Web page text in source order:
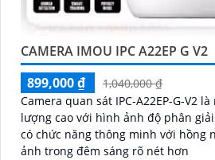
CAMERA IMOU IPC A22EP G V2
899,000 ₫
1,040,000 ₫
Camera quan sát IPC-A22EP-G-V2
lượng cao với hình ảnh độ phân giải 2.0 MP.
có chức năng thông minh với hồng
ảnh trong đêm sáng rõ nét hơn